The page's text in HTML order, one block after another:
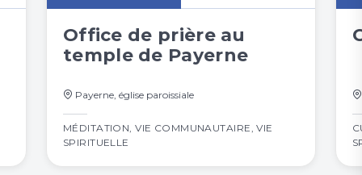
Office de prière au
temple de Payerne
Payerne, église paroissiale
MÉDITATION,VIE COMMUNAUTAIRE,VIE
SPIRITUELLE